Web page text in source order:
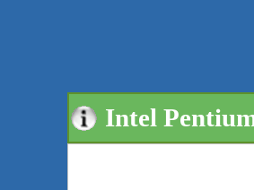
Intel